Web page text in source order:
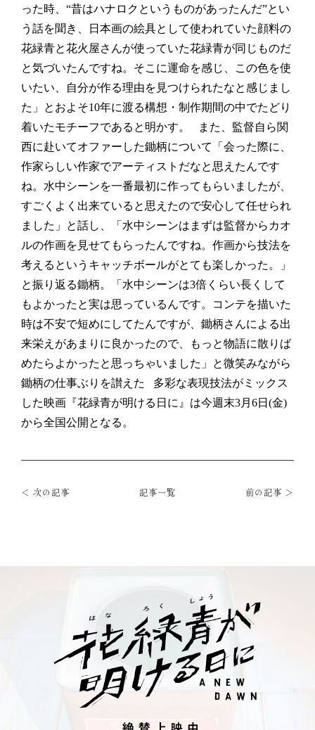
った時、“昔はハナロクというものがあったんだ”とい
う話を聞き、日本画の絵具として使われていた顔料の
花緑青と花火屋さんが使っていた花緑青が同じものだ
と気づいたんですね。そこに運命を感じ、この色を使
いたい、自分が作る理由を見つけられたなと感じまし
た」とおよそ10年に渡る構想・制作期間の中でたどり
着いたモチーフであると明かす。
また、監督自ら関
西に赴いてオファーした鋤柄について「会った際に、
作家らしい作家でアーティストだなと思えたんです
ね。水中シーンを一番最初に作ってもらいましたが、
すごくよく出来ていると思えたので安心して任せられ
ました」と話し、「水中シーンはまずは監督からカオ
ルの作画を見せてもらったんですね。作画から技法を
考えるというキャッチボールがとても楽しかった。」
と振り返る鋤柄。「水中シーンは3倍くらい長くして
もよかったと実は思っているんです。コンテを描いた
時は不安で短めにしてたんですが、鋤柄さんによる出
来栄えがあまりに良かったので、もっと物語に散りば
めたらよかったと思っちゃいました」と微笑みながら
鋤柄の仕事ぶりを讃えた
多彩な表現技法がミックス
した映画『花緑青が明ける日に』は今週末3月6日(金)
から全国公開となる。
＜ 次の記事 記事一覧 前の記事 ＞